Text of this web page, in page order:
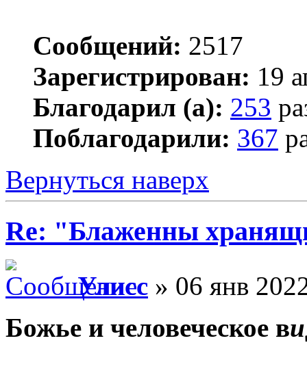
Сообщений: 2517
Зарегистрирован: 19
Благодарил (а): 253
Поблагодарили: 367
Вернуться наверх
Re: "Блаженны
Улисс » 06 янв
Божье и человеческое ви